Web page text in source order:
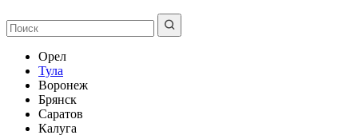
Орел
Тула
Воронеж
Брянск
Саратов
Калуга